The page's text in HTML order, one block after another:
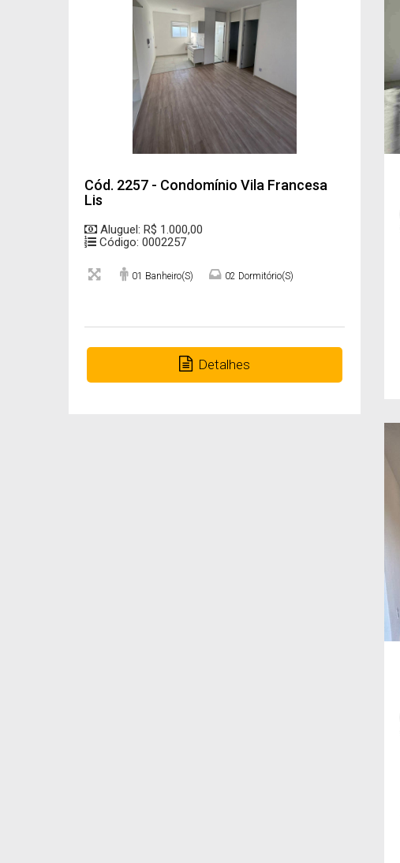
Cód. 2257 - Condomínio Vila Francesa
Lis
Aluguel: R$ 1.000,00
Código: 0002257
01 Banheiro(s) 02 Dormitório(s)
Detalhes